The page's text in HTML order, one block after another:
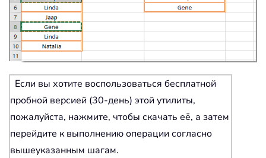
Если вы хотите воспользоваться бесплатной
пробной версией (30-день) этой утилиты,
пожалуйста, нажмите, чтобы скачать её, а затем
перейдите к выполнению операции согласно
вышеуказанным шагам.